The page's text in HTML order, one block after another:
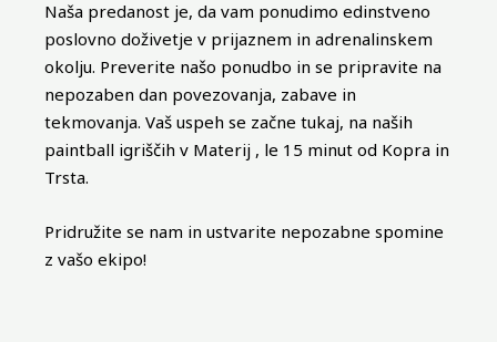
Naša predanost je, da vam ponudimo edinstveno
poslovno doživetje v prijaznem in adrenalinskem
okolju. Preverite našo ponudbo in se pripravite na
nepozaben dan povezovanja, zabave in
tekmovanja. Vaš uspeh se začne tukaj, na naših
paintball igriščih v Materij , le 15 minut od Kopra in
Trsta.
Pridružite se nam in ustvarite nepozabne spomine
z vašo ekipo!